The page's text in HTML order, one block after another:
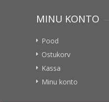
MINU KONTO
Pood
Ostukorv
Kassa
Minu konto